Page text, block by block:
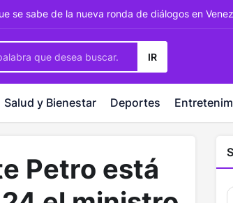
kralbet yeni giriş - tlcasino giriş -
se sabe de la nueva ronda de diálogos en
IR
Salud y Bienestar Deportes
Petro está